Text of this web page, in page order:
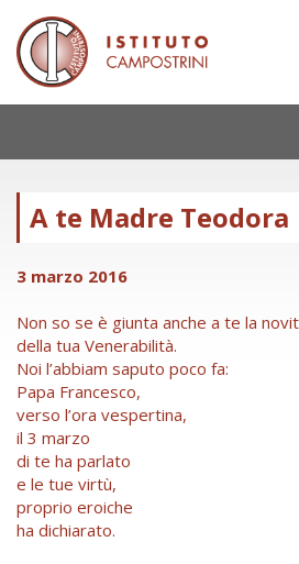
A te Madre Teodora
3 marzo 2016
Non so se è giunta anche a te la
della tua Venerabilità.
Noi l’abbiam saputo
Papa Francesco,
verso l’ora vespertina,
il 3 marzo
di te ha parlato
e le tue virtù,
proprio eroiche
ha dichiarato.